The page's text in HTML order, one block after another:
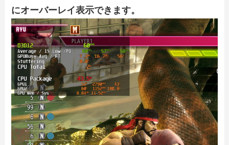
にオーバーレイ表示できます。